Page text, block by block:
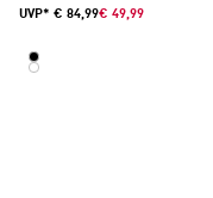
UVP* € 84,99€ 49,99